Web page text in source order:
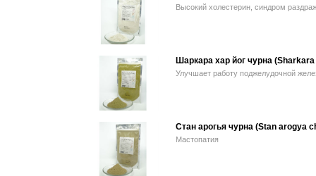
Высокий холестерин, синдром
Шаркара хар йог чурна
Улучшает работу поджелудочной
Стан арогья чурна (Stan arogya
Мастопатия